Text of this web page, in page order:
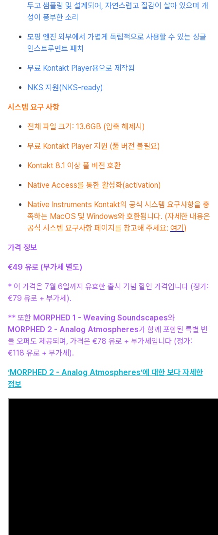
두고 샘플링 및 설계되어, 자연스럽고 질감이 살아 있으며 개
성이 풍부한 소리
모핑 엔진 외부에서 가볍게 독립적으로 사용할 수 있는 싱글
인스트루먼트 패치
무료 Kontakt Player용으로 제작됨
NKS 지원(NKS-ready)
시스템 요구 사항
전체 파일 크기: 13.6GB (압축 해제시)
무료 Kontakt Player 지원 (풀 버전 불필요)
Kontakt 8.1 이상 풀 버전 호환
Native Access를 통한 활성화(activation)
Native Instruments Kontakt의 공식 시스템 요구사항을 충
족하는 MacOS 및 Windows와 호환됩니다. (자세한 내용은
공식 시스템 요구사항 페이지를 참고해 주세요: 여기)
가격 정보
€49 유로 (부가세 별도)
* 이 가격은 7월 6일까지 유효한 출시 기념 할인 가격입니다 (정가:
€79 유로 + 부가세).
** 또한 MORPHED 1 - Weaving Soundscapes와
MORPHED 2 - Analog Atmospheres가 함께 포함된 특별 번
들 오퍼도 제공되며, 가격은 €78 유로 + 부가세입니다 (정가:
€118 유로 + 부가세).
‘MORPHED 2 - Analog Atmospheres’에 대한 보다 자세한
정보